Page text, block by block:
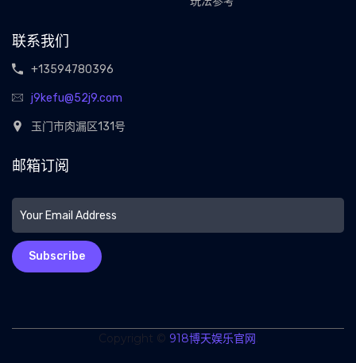
联系我们
+13594780396
j9kefu@52j9.com
玉门市肉漏区131号
邮箱订阅
Subscribe
Copyright © 918博天娱乐官网